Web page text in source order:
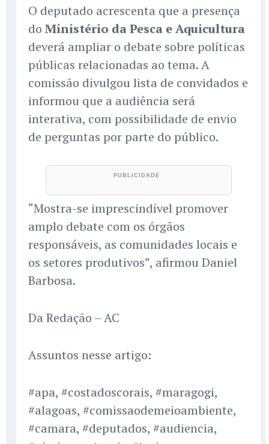
O deputado acrescenta que a presença
do Ministério da Pesca e Aquicultura
deverá ampliar o debate sobre políticas
públicas relacionadas ao tema. A
comissão divulgou lista de convidados e
informou que a audiência será
interativa, com possibilidade de envio
de perguntas por parte do público.
“Mostra-se imprescindível promover
amplo debate com os órgãos
responsáveis, as comunidades locais e
os setores produtivos”, afirmou Daniel
Barbosa.
Da Redação – AC
Assuntos nesse artigo:
#apa, #costadoscorais, #maragogi,
#alagoas, #comissaodemeioambiente,
#camara, #deputados, #audiencia,